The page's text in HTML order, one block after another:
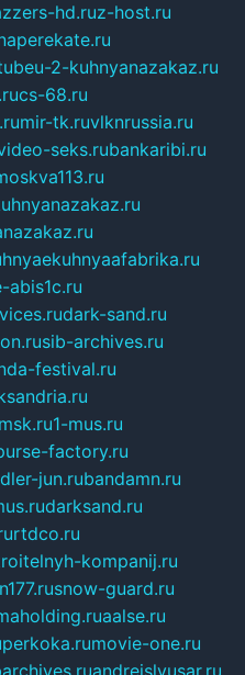
hd.ruz-host.ru
2-kuhnyanazakaz.ru
cs-68.ru
mir-tk.ruvlknrussia.ru
seks.rubankaribi.ru
abis1c.ru
dark-sand.ru
sib-archives.ru
festival.ru
1-mus.ru
factory.ru
jun.rubandamn.ru
darksand.ru
rtdco.ru
kompanij.ru
snow-guard.ru
aalse.ru
perkoka.rumovie-one.ru